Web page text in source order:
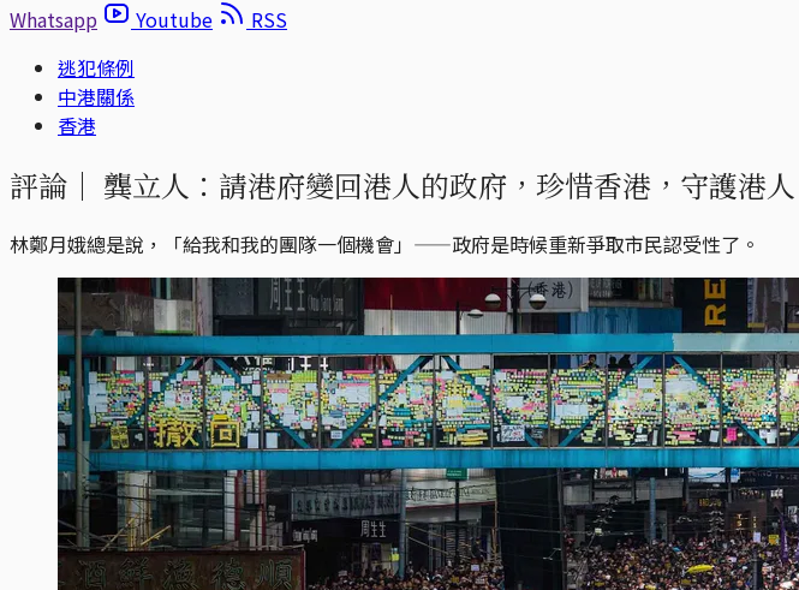
Whatsapp
Youtube
RSS
逃犯條例
中港關係
香港
評論｜ 龔立人：請港府變回港人的政府，珍惜香港，守護港人
林鄭月娥總是說，「給我和我的團隊一個機會」——政府是時候重新爭取市民認受性了。